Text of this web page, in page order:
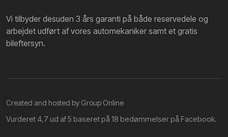
Vi tilbyder desuden 3 års garanti på både reservedele og
arbejdet udført af vores automekaniker samt et gratis
bileftersyn.
Created and hosted by Group Online
Vurderet 4,7 ud af 5 baseret på 18 bedømmelser på Facebook.